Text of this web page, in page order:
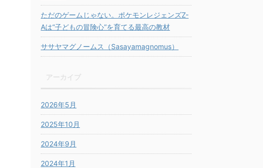
ただのゲームじゃない。ポケモンレジェンズZ-
Aは“子どもの冒険心”を育てる最高の教材
ササヤマグノームス（Sasayamagnomus）
2026年5月
2025年10月
2024年9月
2024年1月